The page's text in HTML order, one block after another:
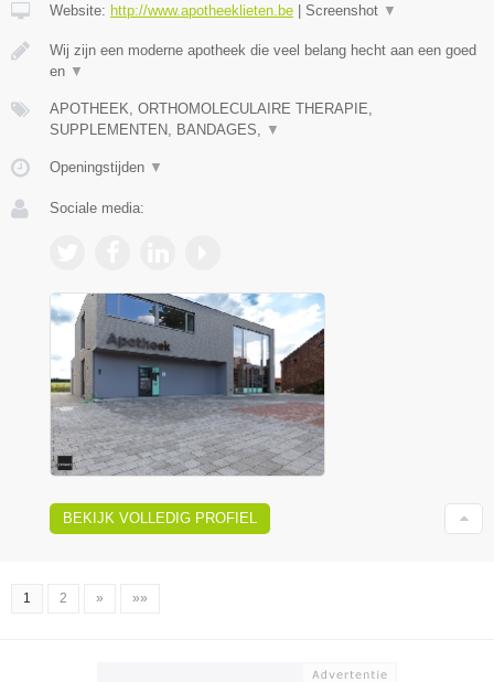
Website: http://www.apotheeklieten.be Screenshot ▼
Wij zijn een moderne apotheek die veel belang hecht aan een goed
en ▼
APOTHEEK, ORTHOMOLECULAIRE THERAPIE,
SUPPLEMENTEN, BANDAGES,
▼
Openingstijden ▼
Sociale media:
BEKIJK VOLLEDIG PROFIEL
1 2 » »»